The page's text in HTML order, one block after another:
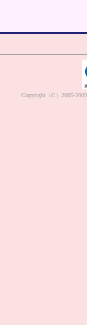
Copyright（C）2005-